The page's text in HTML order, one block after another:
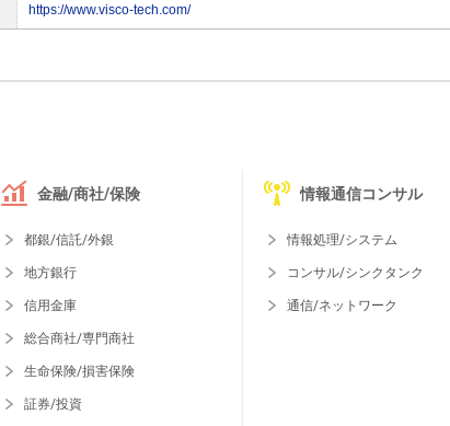
https://www.visco-tech.com/
金融/商社/保険
都銀/信託/外銀
地方銀行
信用金庫
総合商社/専門商社
生命保険/損害保険
証券/投資
情報通信コンサル
情報処理/システム
コンサル/シンクタンク
通信/ネットワーク